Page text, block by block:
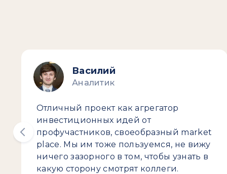
Василий
Аналитик
Отличный проект как агрегатор
инвестиционных идей от
профучастников, своеобразный market
place. Мы им тоже пользуемся, не вижу
ничего зазорного в том, чтобы узнать в
какую сторону смотрят коллеги.